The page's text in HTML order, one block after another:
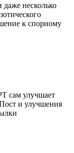
несколько
к спорному
сам улучшает
и улучшения